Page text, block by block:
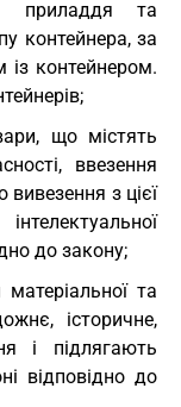
приладдя та
контейнера, за
контейнером.
що містять
ввезення
з цієї
до закону;
матеріальної та
історичне,
і підлягають
відповідно до